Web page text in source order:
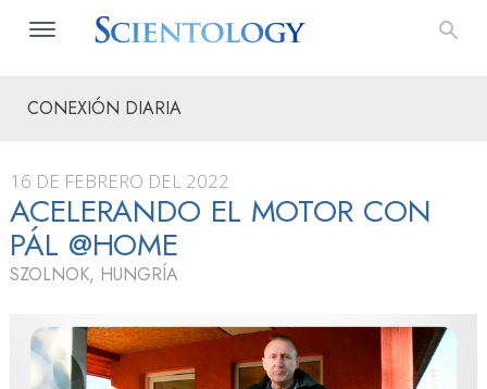
CONEXIÓN DIARIA
16 DE FEBRERO DEL 2022
ACELERANDO EL MOTOR CON
PÁL @HOME
SZOLNOK, HUNGRÍA